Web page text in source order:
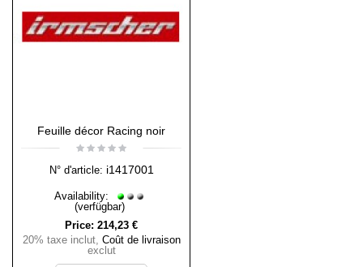
Feuille décor Racing noir
N° d'article: i1417001
Availability:
(verfügbar)
Price: 214,23 €
20% taxe inclut, Coût de livraison
exclut